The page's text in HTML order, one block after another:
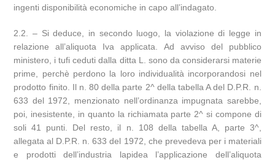
ingenti disponibilità economiche in capo all’indagato.
2.2. – Si deduce, in secondo luogo, la violazione di legge in
relazione all’aliquota Iva applicata. Ad avviso del pubblico
ministero, i tufi ceduti dalla ditta L. sono da considerarsi materie
prime, perchè perdono la loro individualità incorporandosi nel
prodotto finito. Il n. 80 della parte 2^ della tabella A del D.P.R. n.
633 del 1972, menzionato nell’ordinanza impugnata sarebbe,
poi, inesistente, in quanto la richiamata parte 2^ si compone di
soli 41 punti. Del resto, il n. 108 della tabella A, parte 3^,
allegata al D.P.R. n. 633 del 1972, che prevedeva per i materiali
e prodotti dell’industria lapidea l’applicazione dell’aliquota